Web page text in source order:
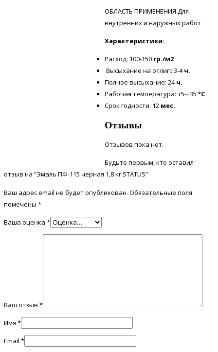
ОБЛАСТЬ ПРИМЕНЕНИЯ Для
внутренних и наружных работ
Характеристики:
Расход: 100-150 гр./м2
Высыхание на отлип: 3-4ч.
Полное высыхание: 24ч.
Рабочая температура: +5-+35°С
Срок годности: 12 мес.
Отзывы
Отзывов пока нет.
Будьте первым, кто оставил
отзыв на “Эмаль ПФ-115 черная 1,8 кг STATUS”
Ваш адрес email не будет опубликован. Обязательные поля
помечены *
Ваша оценка *
Ваш отзыв *
Имя *
Email *